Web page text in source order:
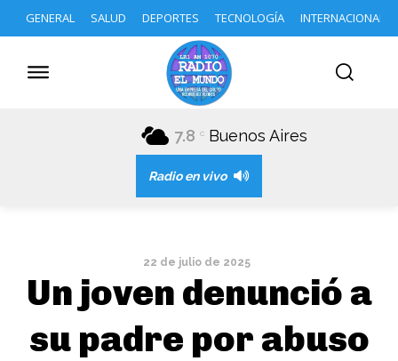
GENERAL SALUD DEPORTES TECNOLOGÍA INTERNACIONAL
7.8 C Buenos Aires
Radio en vivo
22 de julio de 2025
Un joven denunció a
su padre por abuso